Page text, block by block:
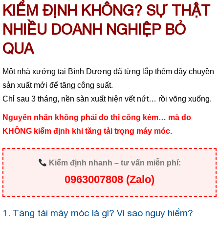
KIỂM ĐỊNH KHÔNG? SỰ THẬT
NHIỀU DOANH NGHIỆP BỎ
QUA
Một nhà xưởng tại Bình Dương đã từng lắp thêm dây chuyền
sản xuất mới để tăng công suất.
Chỉ sau 3 tháng, nền sàn xuất hiện vết nứt… rồi võng xuống.
Nguyên nhân không phải do thi công kém… mà do
KHÔNG kiểm định khi tăng tải trọng máy móc.
Kiểm định nhanh – tư vấn miễn phí:
0963007808 (Zalo)
1. Tăng tải máy móc là gì? Vì sao nguy hiểm?